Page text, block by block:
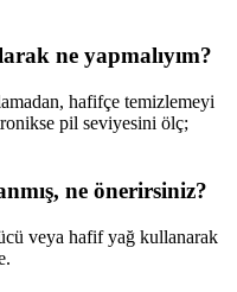
ne yapmalıyım?
hafifçe temizlemeyi
pil seviyesini ölç;
ne önerirsiniz?
veya hafif yağ kullanarak